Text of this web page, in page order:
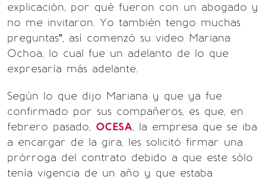
explicación, por qué fueron con un abogado y
no me invitaron. Yo también tengo muchas
preguntas”, así comenzó su video Mariana
Ochoa, lo cual fue un adelanto de lo que
expresaría más adelante.
Según lo que dijo Mariana y que ya fue
confirmado por sus compañeros, es que, en
febrero pasado, OCESA, la empresa que se iba
a encargar de la gira, les solicitó firmar una
prórroga del contrato debido a que este sólo
tenía vigencia de un año y que estaba